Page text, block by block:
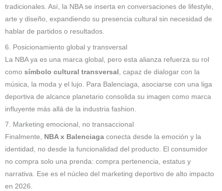
tradicionales. Así, la NBA se inserta en conversaciones de lifestyle,
arte y diseño, expandiendo su presencia cultural sin necesidad de
hablar de partidos o resultados.
6. Posicionamiento global y transversal
La NBA ya es una marca global, pero esta alianza refuerza su rol
como símbolo cultural transversal , capaz de dialogar con la
música, la moda y el lujo. Para Balenciaga, asociarse con una liga
deportiva de alcance planetario consolida su imagen como marca
influyente más allá de la industria fashion.
7. Marketing emocional, no transaccional
Finalmente, NBA x Balenciaga conecta desde la emoción y la
identidad, no desde la funcionalidad del producto. El consumidor
no compra solo una prenda: compra pertenencia, estatus y
narrativa. Ese es el núcleo del marketing deportivo de alto impacto
en 2026.